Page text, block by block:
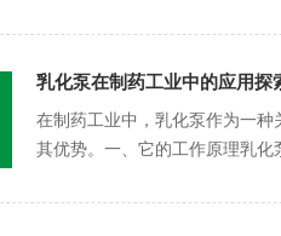
乳化泵在制药工业中的应用
在制药工业中，乳化泵作为一
其优势。一、它的工作原理乳